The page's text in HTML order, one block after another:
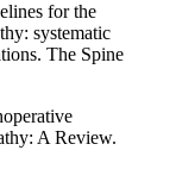
for the
systematic
The Spine
A Review.